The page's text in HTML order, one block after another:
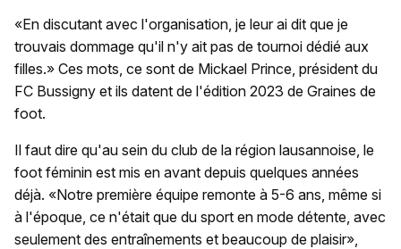
«En discutant avec l'organisation, je leur ai dit que je
trouvais dommage qu'il n'y ait pas de tournoi dédié aux
filles.» Ces mots, ce sont de Mickael Prince, président du
FC Bussigny et ils datent de l'édition 2023 de Graines de
foot.
Il faut dire qu'au sein du club de la région lausannoise, le
foot féminin est mis en avant depuis quelques années
déjà. «Notre première équipe remonte à 5-6 ans, même si
à l'époque, ce n'était que du sport en mode détente, avec
seulement des entraînements et beaucoup de plaisir»,